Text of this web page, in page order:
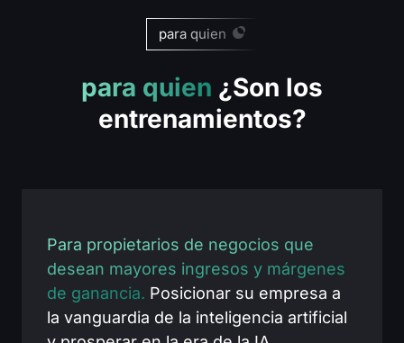
para quien
para quien ¿Son los
entrenamientos?
Para propietarios de negocios que
desean mayores ingresos y márgenes
de ganancia. Posicionar su empresa a
la vanguardia de la inteligencia artificial